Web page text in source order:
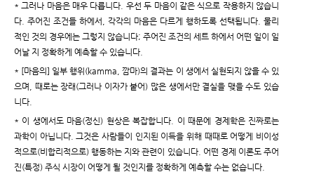
* 그러나 마음은 매우 다릅니다. 우선 두 마음이 같은 식으로 작용하지 않습니
다. 주어진 조건들 하에서, 각각의 마음은 다르게 행하도록 선택됩니다. 물리
적인 것의 경우에는 그렇지 않습니다; 주어진 조건의 세트 하에서 어떤 일이 일
어날 지 정확하게 예측할 수 있습니다.
* [마음의] 일부 행위(kamma, 깜마)의 결과는 이 생에서 실현되지 않을 수 있
으며, 때로는 장래(그러나 이자가 붙어) 많은 생에서만 결실을 맺을 수도 있습
니다.
* 이 생에서도 마음(정신) 현상은 복잡합니다. 이 때문에 경제학은 진짜로는
과학이 아닙니다. 그것은 사람들이 인지된 이득을 위해 때때로 어떻게 비이성
적으로(비합리적으로) 행동하는 지와 관련이 있습니다. 어떤 경제 이론도 주어
진(특정) 주식 시장이 어떻게 될 것인지를 정확하게 예측할 수는 없습니다.